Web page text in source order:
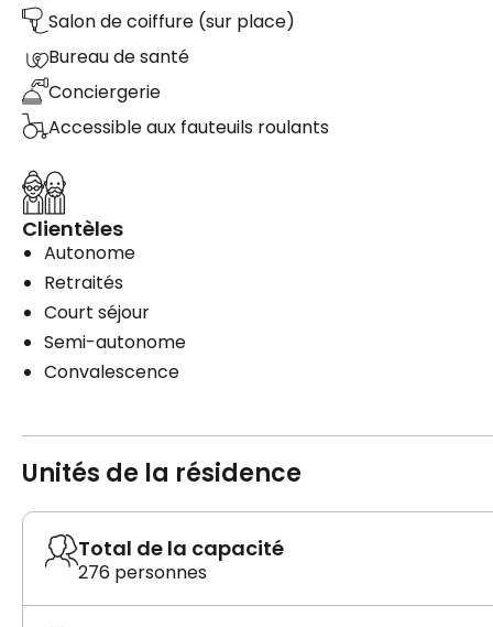
Salon de coiffure (sur place)
Bureau de santé
Conciergerie
Accessible aux fauteuils roulants
Clientèles
Autonome
Retraités
Court séjour
Semi-autonome
Convalescence
Unités de la résidence
Total de la capacité
276 personnes